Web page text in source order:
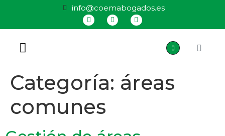
info@coemabogados.es
Categoría: áreas
comunes